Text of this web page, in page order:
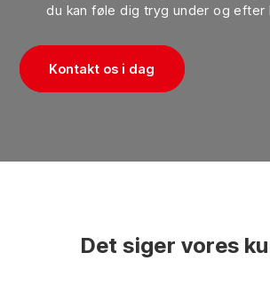
du kan føle dig tryg under og efter
Kontakt os i dag
​Det siger vores